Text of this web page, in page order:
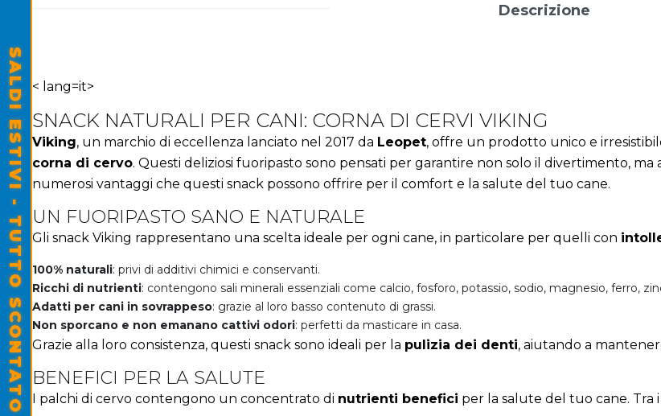
Descrizione
< lang=it>
SNACK NATURALI PER CANI: CORNA DI CERVI VIKING
Viking, un marchio di eccellenza lanciato nel 2017 da Leopet, offre un prodotto unico e
corna di cervo. Questi deliziosi fuoripasto sono pensati per garantire non solo il divertimento, ma
numerosi vantaggi che questi snack possono offrire per il comfort e la salute del tuo cane.
UN FUORIPASTO SANO E NATURALE
Gli snack Viking rappresentano una scelta ideale per ogni cane, in particolare per quelli con
100% naturali: privi di additivi chimici e conservanti.
Ricchi di nutrienti: contengono sali minerali essenziali come calcio, fosforo, potassio, sodio, magnesio, ferro,
Adatti per cani in sovrappeso: grazie al loro basso contenuto di grassi.
Non sporcano e non emanano cattivi odori: perfetti da masticare in casa.
Grazie alla loro consistenza, questi snack sono ideali per la pulizia dei denti, aiutando a
BENEFICI PER LA SALUTE
I palchi di cervo contengono un concentrato di nutrienti benefici per la salute del tuo cane. Tra
SALDI ESTIVI - TUTTO SCONTATO